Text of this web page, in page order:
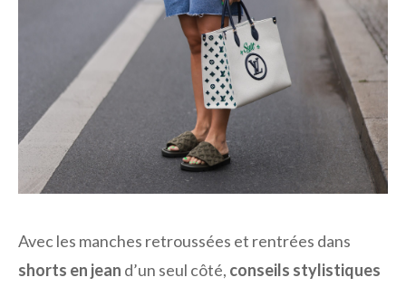
Avec les manches retroussées et rentrées dans
shorts en jean d’un seul côté, conseils stylistiques